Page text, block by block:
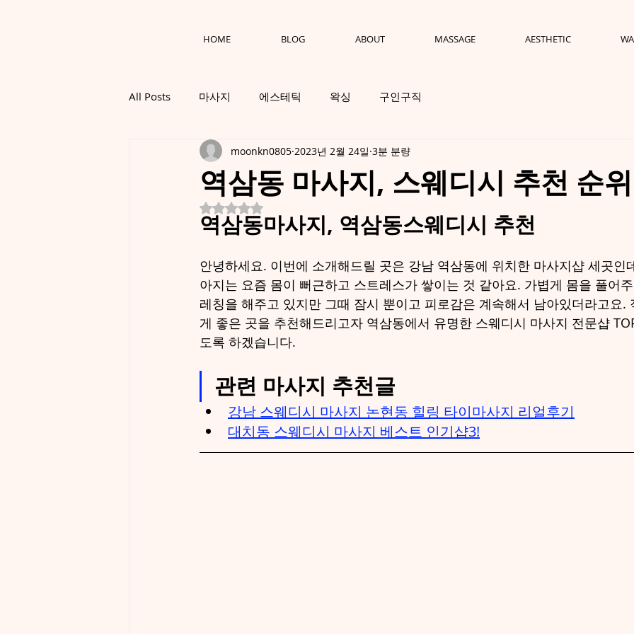
HOME BLOG ABOUT MASSAGE AESTHETIC
All Posts 마사지 에스테틱 왁싱 구인구직
역삼동 마사지, 스웨디시 추천 순
moonkn0805 2023년 2월 24일 3분 분량
별점 5점 중 NaN점을 주었습니다.
역삼동마사지, 역삼동스웨디시 추천
안녕하세요. 이번에 소개해드릴 곳은 강남 역삼동에 위치한 마사지샵 세곳인
아지는 요즘 몸이 뻐근하고 스트레스가 쌓이는 것 같아요. 가볍게 몸을 풀어
레칭을 해주고 있지만 그때 잠시 뿐이고 피로감은 계속해서 남아있더라고요.
게 좋은 곳을 추천해드리고자 역삼동에서 유명한 스웨디시 마사지 전문샵
도록 하겠습니다.
관련 마사지 추천글
강남 스웨디시 마사지 논현동 힐링 타이마사지 리얼후기
대치동 스웨디시 마사지 베스트 인기샵3!